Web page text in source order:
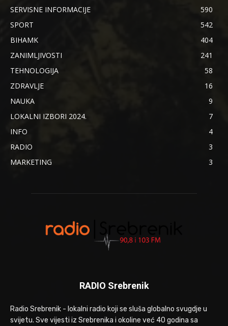
SERVISNE INFORMACIJE
590
SPORT
542
BIHAMK
404
ZANIMLJIVOSTI
241
TEHNOLOGIJA
58
ZDRAVLJE
16
NAUKA
9
LOKALNI IZBORI 2024.
7
INFO
4
RADIO
3
MARKETING
3
RADIO Srebrenik
Radio Srebrenik - lokalni radio koji se sluša globalno svugdje u
svijetu. Sve vijesti iz Srebrenika i okoline već 40 godina sa